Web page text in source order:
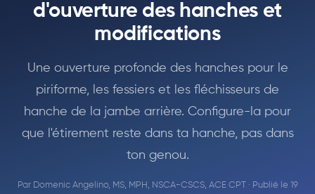
Exercices
Calculatrices
d'ouverture des hanches et
modifications
Une ouverture profonde des hanches pour le
piriforme, les fessiers et les fléchisseurs de
hanche de la jambe arrière. Configure-la pour
que l'étirement reste dans ta hanche, pas dans
ton genou.
Par Domenic Angelino, MS, MPH, NSCA-CSCS, ACE CPT· Publié le 19